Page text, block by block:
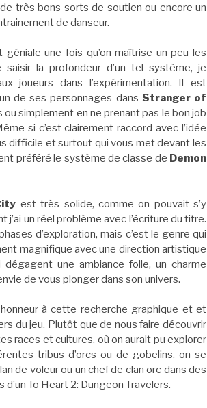
très bons sorts de soutien ou encore un
de danseur.
une fois qu’on maîtrise un peu les
la profondeur d’un tel système, je
joueurs dans l’expérimentation. Il est
de ses personnages dans Stranger of
simplement en ne prenant pas le bon job
si c’est clairement raccord avec l’idée
difficile et surtout qui vous met devant les
préféré le système de classe de Demon
est très solide, comme on pouvait s’y
j’ai un réel problème avec l’écriture du titre.
d’exploration, mais c’est le genre qui
magnifique avec une direction artistique
une ambiance folle, un charme
de vous plonger dans son univers.
à cette recherche graphique et et
du jeu. Plutôt que de nous faire découvrir
races et cultures, où on aurait pu explorer
tribus d’orcs ou de gobelins, on se
de voleur ou un chef de clan orc dans des
To Heart 2: Dungeon Travelers.